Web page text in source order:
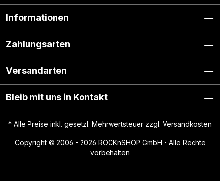
Informationen
Zahlungsarten
Versandarten
Bleib mit uns in Kontakt
* Alle Preise inkl. gesetzl. Mehrwertsteuer zzgl. Versandkosten
Copyright © 2006 - 2026 ROCKnSHOP GmbH - Alle Rechte
vorbehalten